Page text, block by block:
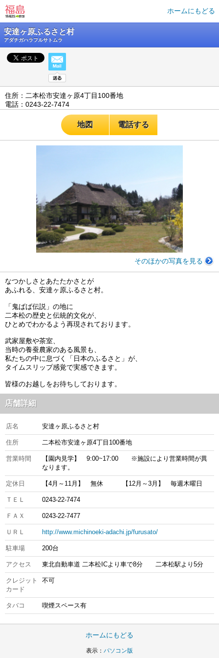
ホームにもどる
安達ヶ原ふるさと村
アダチガハラフルサトムラ
住所：二本松市安達ヶ原4丁目100番地
電話：0243-22-7474
地図 電話する
そのほかの写真を見る
なつかしさとあたたかさとが
あふれる、安達ヶ原ふるさと村。
「鬼ばば伝説」の地に
二本松の歴史と伝統的文化が、
ひとめでわかるよう再現されております。
武家屋敷や茶室、
当時の養蚕農家のある風景も、
私たちの中に息づく「日本のふるさと」が、
タイムスリップ感覚で実感できます。
皆様のお越しをお待ちしております。
店舗詳細
店名 安達ヶ原ふるさと村
住所 二本松市安達ヶ原4丁目100番地
営業時間
【園内見学】 9:00~17:00 ※施設により営業時間が異
なります。
定休日 【4月～11月】 無休 【12月～3月】 毎週木曜日
ＴＥＬ 0243-22-7474
ＦＡＸ 0243-22-7477
ＵＲＬ http://www.michinoeki-adachi.jp/furusato/
駐車場 200台
アクセス 東北自動車道 二本松ICより車で8分 二本松駅より5分
クレジット
カード
不可
タバコ 喫煙スペース有
ホームにもどる
表示： パソコン版